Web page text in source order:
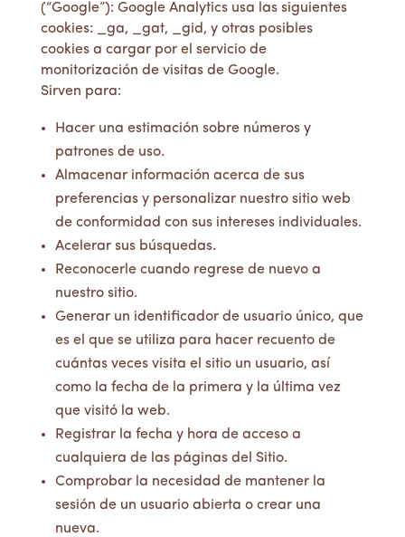
(“Google”): Google Analytics usa las siguientes
cookies: _ga, _gat, _gid, y otras posibles
cookies a cargar por el servicio de
monitorización de visitas de Google.
Sirven para:
Hacer una estimación sobre números y
patrones de uso.
Almacenar información acerca de sus
preferencias y personalizar nuestro sitio web
de conformidad con sus intereses individuales.
Acelerar sus búsquedas.
Reconocerle cuando regrese de nuevo a
nuestro sitio.
Generar un identificador de usuario único, que
es el que se utiliza para hacer recuento de
cuántas veces visita el sitio un usuario, así
como la fecha de la primera y la última vez
que visitó la web.
Registrar la fecha y hora de acceso a
cualquiera de las páginas del Sitio.
Comprobar la necesidad de mantener la
sesión de un usuario abierta o crear una
nueva.